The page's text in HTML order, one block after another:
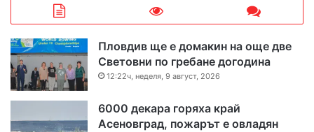
Пловдив ще е домакин на още две
Световни по гребане догодина
12:22ч, неделя, 9 август, 2026
6000 декара горяха край
Асеновград, пожарът е овладян